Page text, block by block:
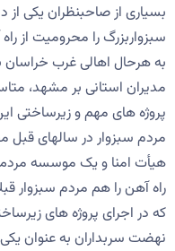
بسیاری از صاحبنظران یکی
سبزواربزرگ را محرومیت از
به هرحال اهالی غرب خراسان
مدیران استانی بر مشهد،
پروژه های مهم و زیرساختی
مردم سبزوار در سالهای
هیأت امنا و یک موسسه
راه آهن را هم مردم سبزوار
که در اجرای پروژه های
نهضت سربداران به عنوان یکی